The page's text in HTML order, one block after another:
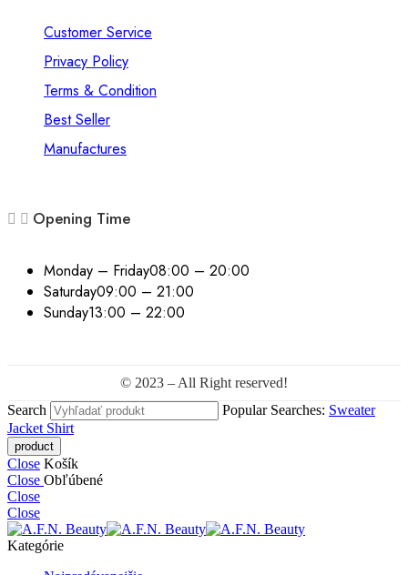
Customer Service
Privacy Policy
Terms & Condition
Best Seller
Manufactures
Opening Time
Monday – Friday08:00 – 20:00
Saturday09:00 – 21:00
Sunday13:00 – 22:00
© 2023 – All Right reserved!
Search
Popular Searches: Sweater
Jacket Shirt
Close Košík
Close Obľúbené
Close
Close
Kategórie